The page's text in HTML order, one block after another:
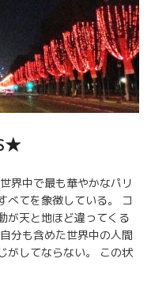
界中で最も華やかなパリ
べてを象徴している。 コ
が天と地ほど違ってくる
分も含めた世界中の人間
がしてならない。 この状
に活かそうとしている